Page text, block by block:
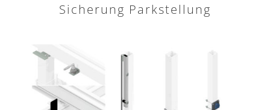
Sicherung Parkstellung